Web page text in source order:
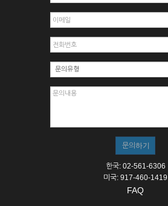
한국: 02-561-6306
미국: 917-460-1419
FAQ